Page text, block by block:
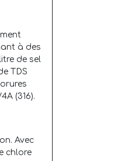
à des
de sel
TDS
(316).
Avec
chlore